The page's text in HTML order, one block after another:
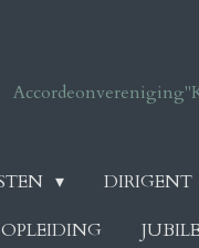
Accordeonvereniging
DIRIGENT
OPLEIDING